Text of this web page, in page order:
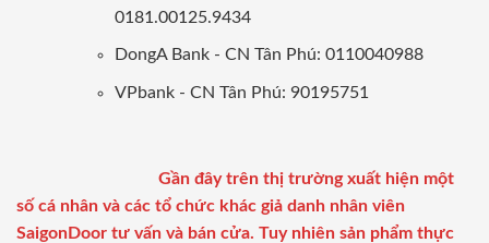
0181.00125.9434
DongA Bank - CN Tân Phú: 0110040988
VPbank - CN Tân Phú: 90195751
Gần đây trên thị trường xuất hiện một
số cá nhân và các tổ chức khác giả danh nhân viên
SaigonDoor tư vấn và bán cửa. Tuy nhiên sản phẩm thực